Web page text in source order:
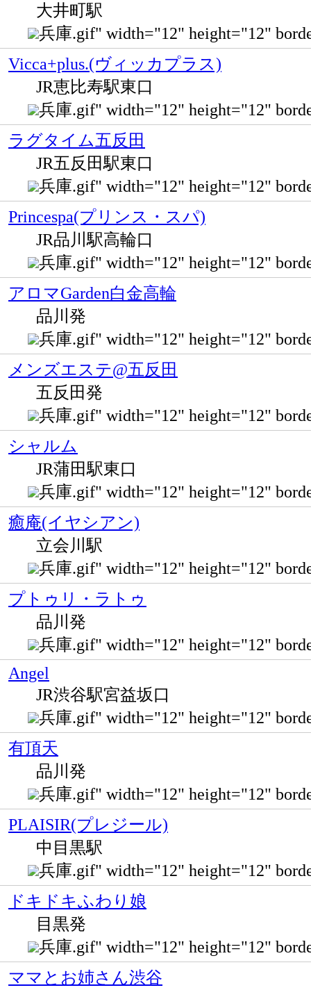
大井町駅
兵庫.gif" width="12" height="12"
Vicca+plus.(ヴィッカプラス)
JR恵比寿駅東口
兵庫.gif" width="12" height="12"
ラグタイム五反田
JR五反田駅東口
兵庫.gif" width="12" height="12"
Princespa(プリンス・スパ)
JR品川駅高輪口
兵庫.gif" width="12" height="12"
アロマGarden白金高輪
品川発
兵庫.gif" width="12" height="12"
メンズエステ@五反田
五反田発
兵庫.gif" width="12" height="12"
シャルム
JR蒲田駅東口
兵庫.gif" width="12" height="12"
癒庵(イヤシアン)
立会川駅
兵庫.gif" width="12" height="12"
プトゥリ・ラトゥ
品川発
兵庫.gif" width="12" height="12"
Angel
JR渋谷駅宮益坂口
兵庫.gif" width="12" height="12"
有頂天
品川発
兵庫.gif" width="12" height="12"
PLAISIR(プレジール)
中目黒駅
兵庫.gif" width="12" height="12"
ドキドキふわり娘
目黒発
兵庫.gif" width="12" height="12"
ママとお姉さん渋谷